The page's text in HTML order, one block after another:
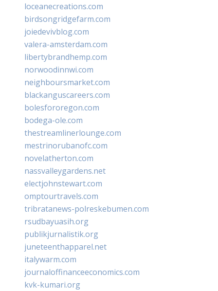
loceanecreations.com
birdsongridgefarm.com
joiedevivblog.com
valera-amsterdam.com
libertybrandhemp.com
norwoodinnwi.com
neighboursmarket.com
blackanguscareers.com
bolesfororegon.com
bodega-ole.com
thestreamlinerlounge.com
mestrinorubanofc.com
novelatherton.com
nassvalleygardens.net
electjohnstewart.com
omptourtravels.com
tribratanews-polreskebumen.com
rsudbayuasih.org
publikjurnalistik.org
juneteenthapparel.net
italywarm.com
journaloffinanceeconomics.com
kvk-kumari.org